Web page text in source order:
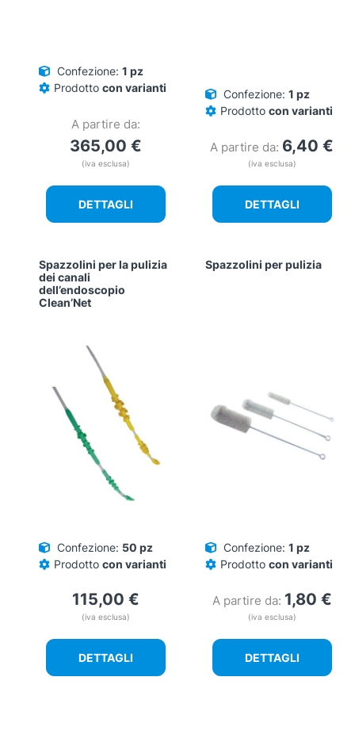
Confezione: 1 pz
Prodotto con varianti
A partire da:
365,00 €
(iva esclusa)
DETTAGLI
Confezione: 1 pz
Prodotto con varianti
A partire da: 6,40 €
(iva esclusa)
DETTAGLI
Spazzolini per la pulizia
dei canali
dell’endoscopio
Clean’Net
Confezione: 50 pz
Prodotto con varianti
115,00 €
(iva esclusa)
DETTAGLI
Spazzolini per pulizia
Confezione: 1 pz
Prodotto con varianti
A partire da: 1,80 €
(iva esclusa)
DETTAGLI